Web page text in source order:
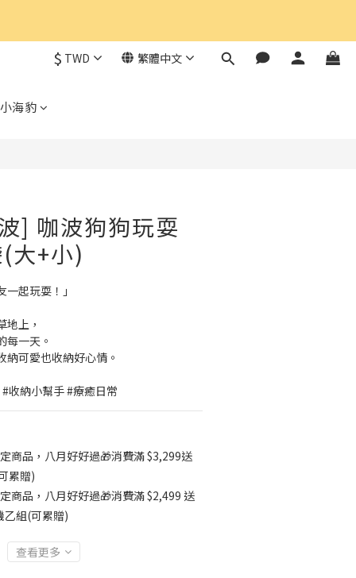
$ TWD 繁體中文
海豹
] 咖波狗狗玩耍
大+小)
一起玩耍！」
地上，
每一天。
可愛也收納好心情。
收納小幫手 #療癒日常
商品，八月好好過🎁消費滿 $3,299送
累贈)
商品，八月好好過🎁消費滿 $2,499 送
乙組(可累贈)
查看更多